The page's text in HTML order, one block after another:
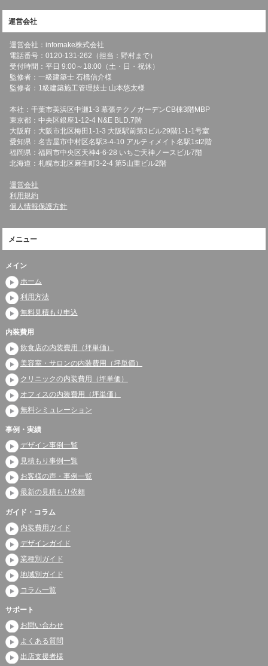
運営会社
運営会社：infomake株式会社
電話番号：0120-131-262（担当：野村まで）
受付時間：平日 9:00～18:00（土・日・祝休）
監修者：一級建築士 石橋信介様
監修者：1級建築施工管理技士 山本悠太様
本社：千葉市美浜区中瀬1-3 幕張テクノガーデンCB棟3階MBP
東京都：中央区銀座1-12-4 N&E BLD.7階
大阪府：大阪市北区梅田1-1-3 大阪駅前第3ビル29階1-1-1号室
愛知県：名古屋市中村区名駅3-4-10 アルティメイト名駅1st2階
福岡県：福岡市中央区天神4-6-28 いちご天神ノースビル7階
北海道：札幌市北区麻生町3-2-4 第5山重ビル2階
運営会社
利用規約
個人情報保護方針
メニュー
メイン
ホーム
利用方法
無料見積もり申込
内装費用
飲食店の内装費用（坪単価）
美容室・サロンの内装費用（坪単価）
クリニックの内装費用（坪単価）
オフィスの内装費用（坪単価）
無料シミュレーション
事例・実績
デザイン事例一覧
見積もり事例一覧
お客様の声・事例一覧
最新の見積もり依頼
ガイド・コラム
内装費用ガイド
デザインガイド
業種別ガイド
地域別ガイド
コラム一覧
サポート
お問い合わせ
よくある質問
出店支援者様